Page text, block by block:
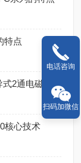
特点
EXA・GEXA--日本CKD压缩空气用先导式2通电磁阀E/GEXA
核心技术
电话咨询
扫码加微信